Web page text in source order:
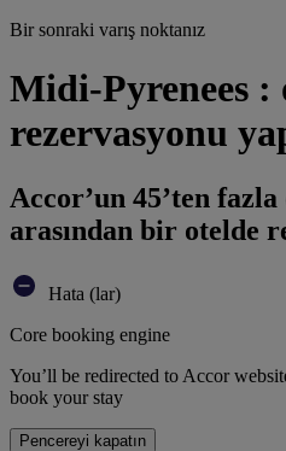
Bir sonraki varış noktanız
Midi-Pyrenees :
rezervasyonu
Accor’un 45’ten fazla
arasından bir otelde
Hata (lar)
Core booking engine
You’ll be redirected to Accor
book your stay
Pencereyi kapatın